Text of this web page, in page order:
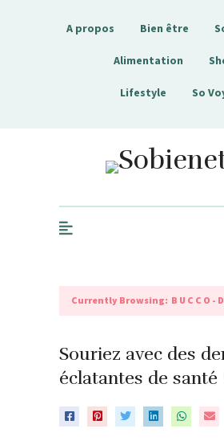
A propos Bien être
Alimentation
Lifestyle So
Currently Browsing: BUCCO-
Souriez avec des
éclatantes de santé